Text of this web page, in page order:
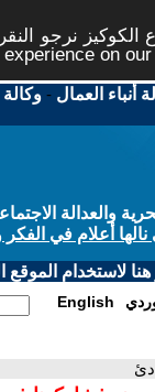
نرجو
on
أنباء العمال -
أعلام في الفكر
لاستخدام الموقع
English